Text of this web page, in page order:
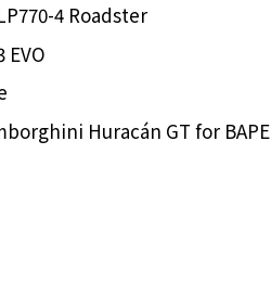
4 Roadster
Huracán GT for BAPE